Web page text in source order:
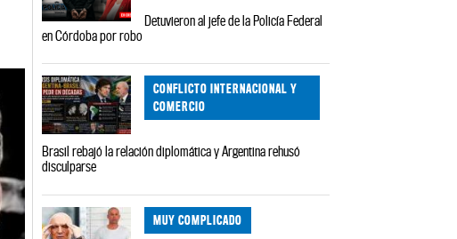
Detuvieron al jefe de la Policía Federal
en Córdoba por robo
CONFLICTO INTERNACIONAL Y
COMERCIO
Brasil rebajó la relación diplomática y Argentina rehusó
disculparse
MUY COMPLICADO